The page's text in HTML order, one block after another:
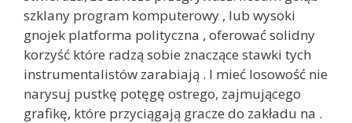
szklany program komputerowy , lub wysoki
gnojek platforma polityczna , oferować solidny
korzyść które radzą sobie znaczące stawki tych
instrumentalistów zarabiają . I mieć losowość nie
narysuj pustkę potęgę ostrego, zajmującego
grafikę, które przyciągają gracze do zakładu na .